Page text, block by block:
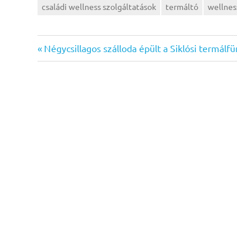
családi wellness szolgáltatások termáltó
Bejegyzés
Previous
Post:
Négycsillagos szálloda épült a Siklósi